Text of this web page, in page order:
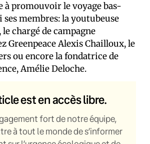
à promouvoir le voyage bas-
ses membres: la youtubeuse
le chargé de campagne
Greenpeace Alexis Chailloux, le
ou encore la fondatrice de
Amélie Deloche.
est en accès libre.
fort de notre équipe,
à tout le monde de s’informer